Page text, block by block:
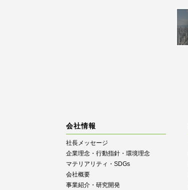
会社情報
社長メッセージ
企業理念・行動指針・環境理念
マテリアリティ・SDGs
会社概要
事業紹介・研究開発